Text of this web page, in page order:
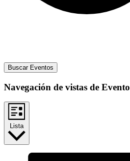
Buscar Eventos
Navegación de vistas de Evento
Lista